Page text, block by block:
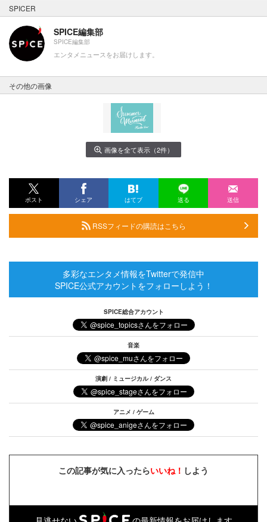
SPICER
SPICE編集部
SPICE編集部
エンタメニュースをお届けします。
その他の画像
画像を全て表示（2件）
ポスト シェア はてブ 送る 送信
RSSフィードの購読はこちら
多彩なエンタメ情報をTwitterで発信中
SPICE公式アカウントをフォローしよう！
SPICE総合アカウント
音楽
演劇 / ミュージカル / ダンス
アニメ / ゲーム
この記事が気に入ったらいいね！ しよう